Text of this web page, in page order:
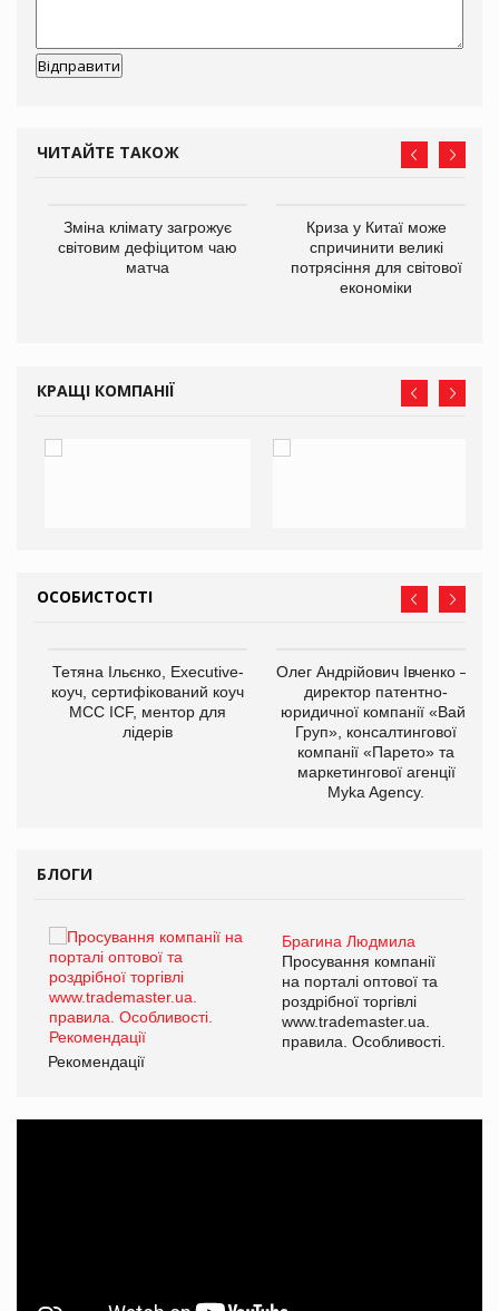
ЧИТАЙТЕ ТАКОЖ
Зміна клімату загрожує
світовим дефіцитом чаю
матча
Криза у Китаї може
спричинити великі
потрясіння для світової
економіки
КРАЩІ КОМПАНІЇ
ОСОБИСТОСТІ
Тетяна Ільєнко, Executive-
коуч, сертифікований коуч
МСС ICF, ментор для
лідерів
Олег Андрійович Івченко —
директор патентно-
юридичної компанії «Вайз
Груп», консалтингової
компанії «Парето» та
маркетингової агенції
Myka Agency.
БЛОГИ
Брагина Людмила
Просування компанії
на порталі оптової та
роздрібної торгівлі
www.trademaster.ua.
правила. Особливості.
Рекомендації